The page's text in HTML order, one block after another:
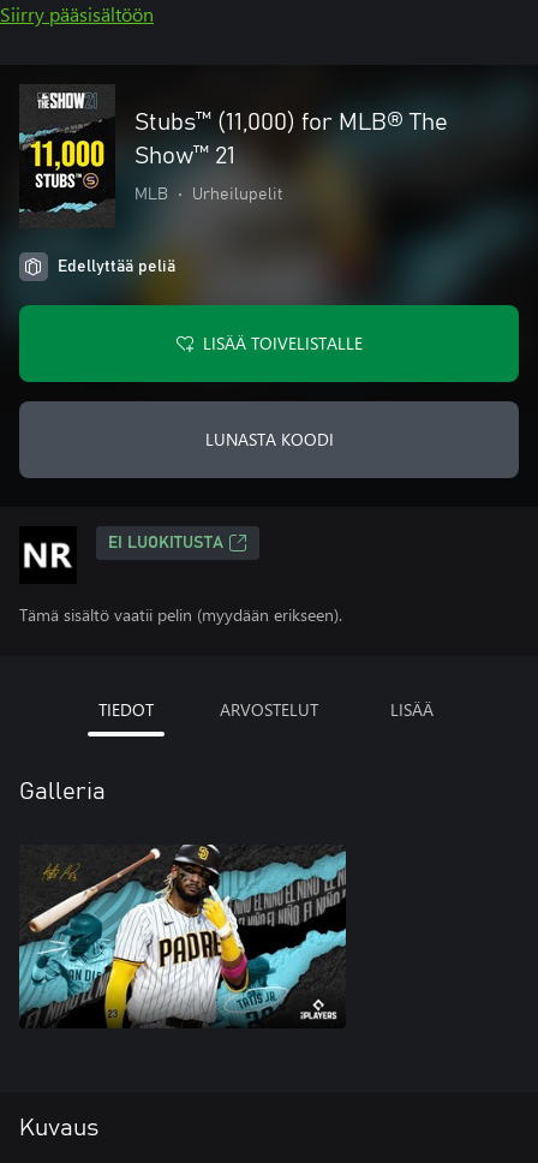
Siirry pääsisältöön
Stubs™ (11,000) for MLB® The
Show™ 21
MLB • Urheilupelit
Edellyttää peliä
LISÄÄ TOIVELISTALLE
LUNASTA KOODI
EI LUOKITUSTA
Tämä sisältö vaatii pelin (myydään erikseen).
TIEDOT ARVOSTELUT LISÄÄ
Galleria
Kuvaus